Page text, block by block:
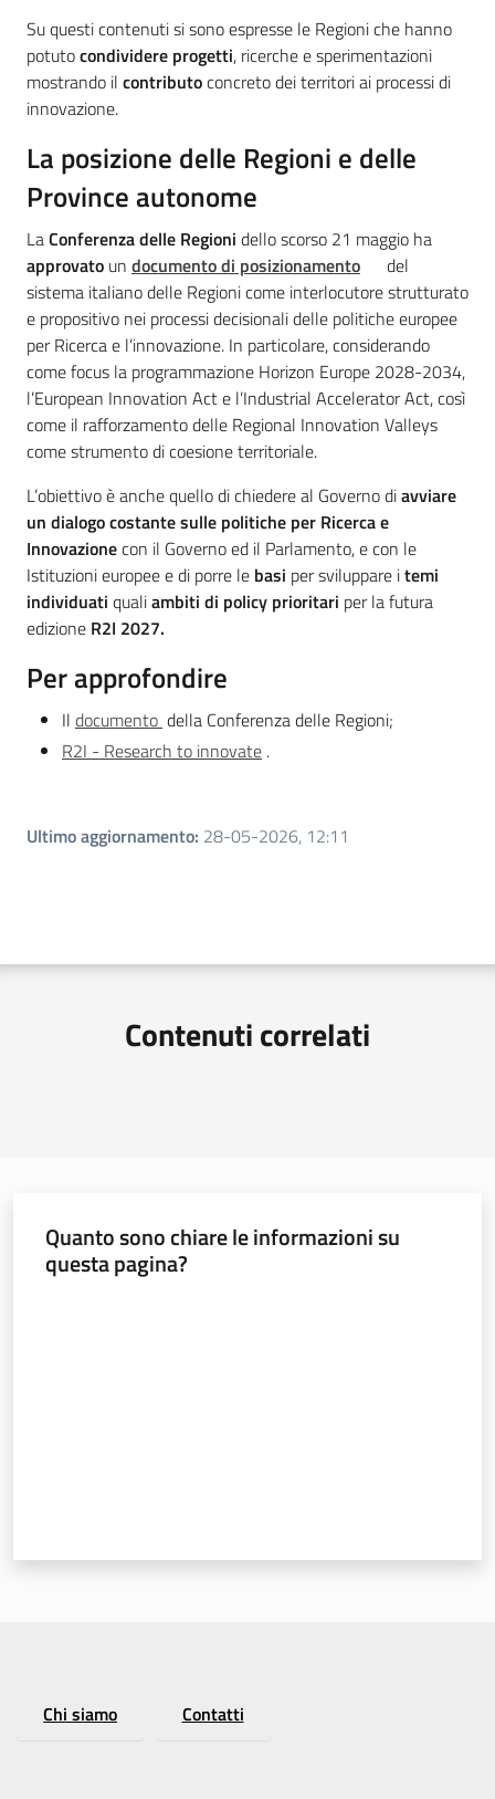
Regione
Novità
Servizi
Leggi Atti Bandi
Argomenti
Su questi contenuti si sono espresse le Regioni che hanno
potutocondividere progetti, ricerche e sperimentazioni
mostrando il contributoconcreto dei territori ai processi di
innovazione.
La posizione delle Regioni e delle
Province autonome
LaConferenza delle Regioni dello scorso 21 maggio ha
approvato un documento di posizionamento
del
sistema italiano delle Regioni come interlocutore strutturato
e propositivo nei processi decisionali delle politiche europee
per Ricerca e l’innovazione. In particolare, considerando
come focus la programmazione Horizon Europe 2028-2034,
l’European Innovation Act e l’Industrial Accelerator Act, così
come il rafforzamento delle Regional Innovation Valleys
come strumento di coesione territoriale.
L’obiettivo è anche quello di chiedere al Governo diavviare
un dialogo costante sulle politiche per Ricerca e
Innovazionecon il Governo ed il Parlamento, e con le
Istituzioni europee e di porre le basi per sviluppare itemi
individuati qualiambiti di policy prioritari per la futura
edizione R2I 2027.
Per approfondire
Il documento della Conferenza delle Regioni;
R2I - Research to innovate .
Ultimo aggiornamento: 28-05-2026, 12:11
Contenuti correlati
Quanto sono chiare le informazioni su
questa pagina?
Chi siamo Contatti